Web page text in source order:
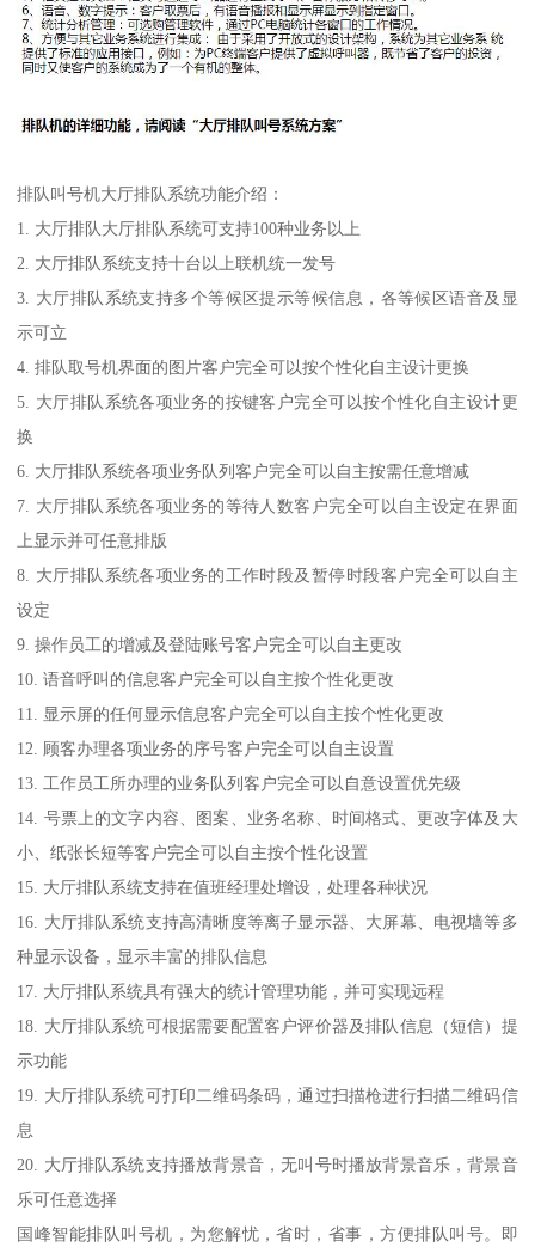
排队叫号机大厅排队系统功能介绍：
1. 大厅排队大厅排队系统可支持100种业务以上
2. 大厅排队系统支持十台以上联机统一发号
3. 大厅排队系统支持多个等候区提示等候信息，各等候区语音及显
示可立
4. 排队取号机界面的图片客户完全可以按个性化自主设计更换
5. 大厅排队系统各项业务的按键客户完全可以按个性化自主设计更
换
6. 大厅排队系统各项业务队列客户完全可以自主按需任意增减
7. 大厅排队系统各项业务的等待人数客户完全可以自主设定在界面
上显示并可任意排版
8. 大厅排队系统各项业务的工作时段及暂停时段客户完全可以自主
设定
9. 操作员工的增减及登陆账号客户完全可以自主更改
10. 语音呼叫的信息客户完全可以自主按个性化更改
11. 显示屏的任何显示信息客户完全可以自主按个性化更改
12. 顾客办理各项业务的序号客户完全可以自主设置
13. 工作员工所办理的业务队列客户完全可以自意设置优先级
14. 号票上的文字内容、图案、业务名称、时间格式、更改字体及大
小、纸张长短等客户完全可以自主按个性化设置
15. 大厅排队系统支持在值班经理处增设，处理各种状况
16. 大厅排队系统支持高清晰度等离子显示器、大屏幕、电视墙等多
种显示设备，显示丰富的排队信息
17. 大厅排队系统具有强大的统计管理功能，并可实现远程
18. 大厅排队系统可根据需要配置客户评价器及排队信息（短信）提
示功能
19. 大厅排队系统可打印二维码条码，通过扫描枪进行扫描二维码信
息
20. 大厅排队系统支持播放背景音，无叫号时播放背景音乐，背景音
乐可任意选择
国峰智能排队叫号机，为您解忧，省时，省事，方便排队叫号。即